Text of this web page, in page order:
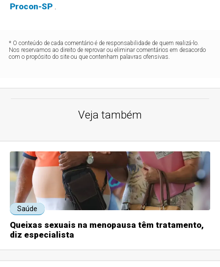
Procon-SP .
* O conteúdo de cada comentário é de responsabilidade de quem realizá-lo.
Nos reservamos ao direito de reprovar ou eliminar comentários em desacordo
com o propósito do site ou que contenham palavras ofensivas.
Veja também
Saúde
Queixas sexuais na menopausa têm tratamento,
diz especialista